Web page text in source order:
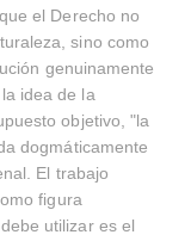
el Derecho no
sino como
genuinamente
idea de la
objetivo, "la
dogmáticamente
El trabajo
figura
utilizar es el